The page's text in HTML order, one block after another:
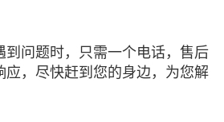
到问题时，只需一个电话，售后
应，尽快赶到您的身边，为您解